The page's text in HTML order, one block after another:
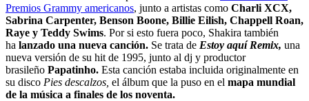
Premios Grammy americanos, junto a artistas como Charli XCX,
Sabrina Carpenter, Benson Boone, Billie Eilish, Chappell Roan,
Raye y Teddy Swims. Por si esto fuera poco, Shakira también
ha lanzado una nueva canción. Se trata de Estoy aquí Remix, una
nueva versión de su hit de 1995, junto al dj y productor
brasileño Papatinho. Esta canción estaba incluida originalmente en
su disco Pies descalzos, el álbum que la puso en el mapa mundial
de la música a finales de los noventa.